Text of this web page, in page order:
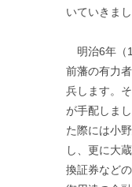
いていきまし
明治6年（
前藩の有力
兵します。
が手配しま
た際には小
し、更に大
換証券など